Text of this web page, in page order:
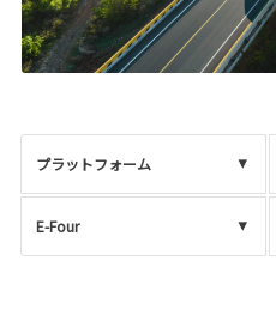
プラットフォーム
E-Four